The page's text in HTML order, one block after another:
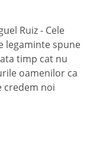
Ruiz - Cele
legaminte spune
timp cat nu
oamenilor ca
credem noi